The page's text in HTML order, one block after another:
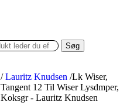
Søg
/ Lauritz Knudsen /Lk Wiser,
Tangent 12 Til Wiser Lysdmper,
Koksgr - Lauritz Knudsen